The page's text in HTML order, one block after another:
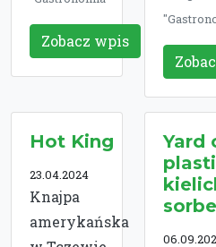
Zobacz wpis
Hot King
23.04.2024
Knajpa
amerykańska
Yard